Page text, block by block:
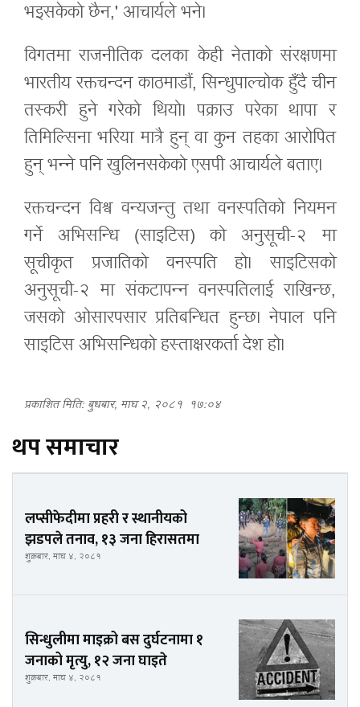
भइसकेको छैन,' आचार्यले भने।
विगतमा राजनीतिक दलका केही नेताको संरक्षणमा
भारतीय रक्तचन्दन काठमाडौं, सिन्धुपाल्चोक हुँदै चीन
तस्करी हुने गरेको थियो। पक्राउ परेका थापा र
तिमिल्सिना भरिया मात्रै हुन् वा कुन तहका आरोपित
हुन् भन्ने पनि खुलिनसकेको एसपी आचार्यले बताए।
रक्तचन्दन विश्व वन्यजन्तु तथा वनस्पतिको नियमन
गर्ने अभिसन्धि (साइटिस) को अनुसूची-२ मा
सूचीकृत प्रजातिको वनस्पति हो। साइटिसको
अनुसूची-२ मा संकटापन्न वनस्पतिलाई राखिन्छ,
जसको ओसारपसार प्रतिबन्धित हुन्छ। नेपाल पनि
साइटिस अभिसन्धिको हस्ताक्षरकर्ता देश हो।
प्रकाशित मिति: बुधबार, माघ २, २०८१ १७:०४
थप समाचार
लप्सीफेदीमा प्रहरी र स्थानीयको
झडपले तनाव, १३ जना हिरासतमा
शुक्रबार, माघ ४, २०८१
सिन्धुलीमा माइक्रो बस दुर्घटनामा १
जनाको मृत्यु, १२ जना घाइते
शुक्रबार, माघ ४, २०८१